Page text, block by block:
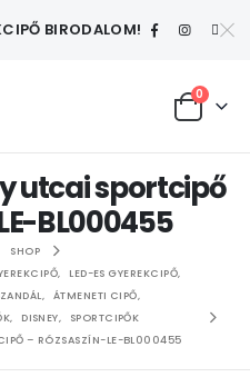
BIRODALOM!
0
utcai sportcipő
BL000455
SHOP
, LED-ES GYEREKCIPŐ,
, ÁTMENETI CIPŐ,
, DISNEY,
SPORTCIPŐK
– RÓZSASZÍN-LE-BL000455